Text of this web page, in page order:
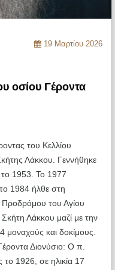
19 Μαρτίου 2026
οσίου Γέροντα
του Κελλίου
Λάκκου. Γεννήθηκε
1953. Το 1977
1984 ήλθε στη
Προδρόμου του Αγίου
Λάκκου μαζί με την
μοναχούς και δοκίμους.
Διονύσιο: Ο π.
το 1926, σε ηλικία 17